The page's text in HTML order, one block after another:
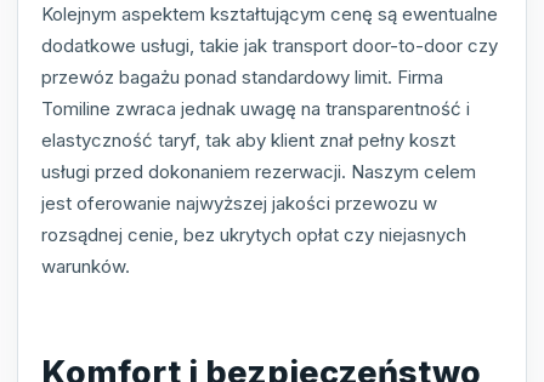
Kolejnym aspektem kształtującym cenę są ewentualne
dodatkowe usługi, takie jak transport door-to-door czy
przewóz bagażu ponad standardowy limit. Firma
Tomiline zwraca jednak uwagę na transparentność i
elastyczność taryf, tak aby klient znał pełny koszt
usługi przed dokonaniem rezerwacji. Naszym celem
jest oferowanie najwyższej jakości przewozu w
rozsądnej cenie, bez ukrytych opłat czy niejasnych
warunków.
Komfort i bezpieczeństwo